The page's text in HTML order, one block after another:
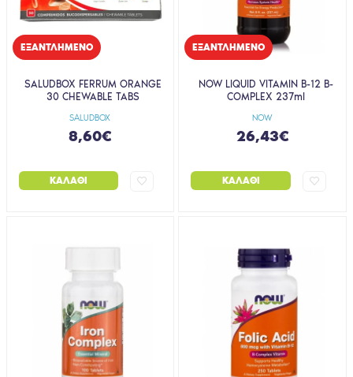
EΞΑΝΤΛΗΜΈΝΟ
SALUDBOX
SALUDBOX FERRUM ORANGE
30 CHEWABLE TABS
8,60€
ΚΑΛΆΘΙ
EΞΑΝΤΛΗΜΈΝΟ
NOW
NOW LIQUID VITAMIN B-12 B-
COMPLEX 237ml
26,43€
ΚΑΛΆΘΙ